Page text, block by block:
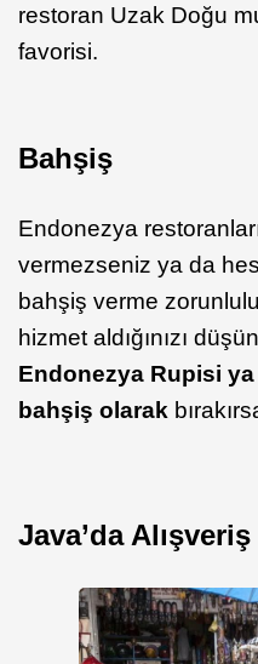
restoran Uzak Doğu
favorisi.
Bahşiş
Endonezya
vermezseniz ya da
bahşiş verme
hizmet aldığınızı
Endonezya Rupisi ya
bahşiş olarak
Java’da Alışveriş